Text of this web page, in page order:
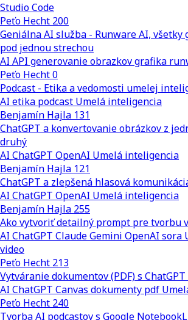
Studio Code
Peťo Hecht 200
Geniálna AI služba - Runware AI, všetky
pod jednou strechou
AI API generovanie obrazkovgrafika
Peťo Hecht0
Podcast - Etika a vedomosti umelej
AI etika podcast Umelá inteligencia
Benjamín Hajla 131
ChatGPT a konvertovanie obrázkov z
druhý
AI ChatGPT OpenAI Umelá inteligencia
Benjamín Hajla 121
ChatGPT a zlepšená hlasová
AI ChatGPT OpenAI Umelá inteligencia
Benjamín Hajla 255
Ako vytvoriť detailný prompt pre tvorbu
AI ChatGPT ClaudeGemini OpenAI sora
video
Peťo Hecht 213
Vytváranie dokumentov (PDF) s
AI ChatGPT Canvas dokumenty pdf
Peťo Hecht 240
Tvorba AI podcastov s Google